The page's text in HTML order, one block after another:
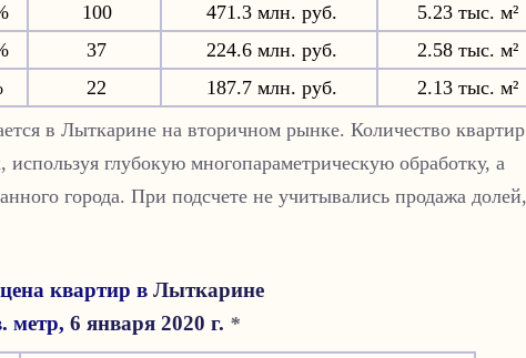
100 471.3 млн. руб.
5.23 тыс. м²
37 224.6 млн. руб.
2.58 тыс. м²
22 187.7 млн. руб.
2.13 тыс. м²
в Лыткарине на вторичном рынке. Количество квартир
глубокую многопараметрическую обработку, а
города. При подсчете не учитывались продажа долей,
квартир в Лыткарине
метр, 6 января 2020 г. *